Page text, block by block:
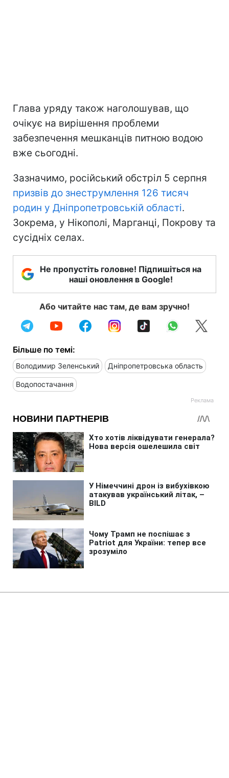
Глава уряду також наголошував, що
очікує на вирішення проблеми
забезпечення мешканців питною водою
вже сьогодні.
Зазначимо, російський обстріл 5 серпня
призвів до знеструмлення 126 тисяч
родин у Дніпропетровській області.
Зокрема, у Нікополі, Марганці, Покрову та
сусідніх селах.
Не пропустіть головне! Підпишіться на
наші оновлення в Google!
Або читайте нас там, де вам зручно!
Більше по темі:
Володимир Зеленський Дніпропетровська область
Водопостачання